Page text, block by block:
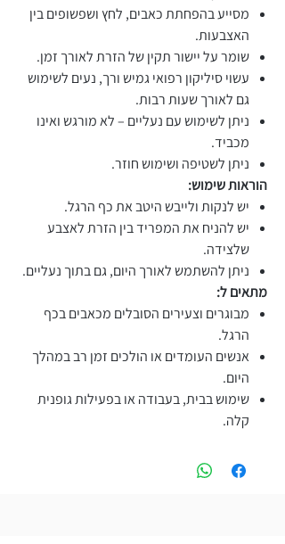
מסייע בהפחתת כאבים, לחץ ושפשופים בין
האצבעות.
שומר על יישור תקין של הזרת לאורך זמן.
עשוי סיליקון רפואי גמיש ורך, נעים לשימוש
גם לאורך שעות רבות.
ניתן לשימוש עם נעליים – לא מורגש ואינו
מכביד.
ניתן לשטיפה ושימוש חוזר.
הוראות שימוש:
יש לנקות ולייבש היטב את כף הרגל.
יש להניח את המפריד בין הזרת לאצבע
שלצידה.
ניתן להשתמש לאורך היום, גם בתוך נעליים.
מתאים ל:
מבוגרים וצעירים הסובלים מכאבים בכף
הרגל.
אנשים העומדים או הולכים זמן רב במהלך
היום.
שימוש בבית, בעבודה או בפעילות גופנית
קלה.